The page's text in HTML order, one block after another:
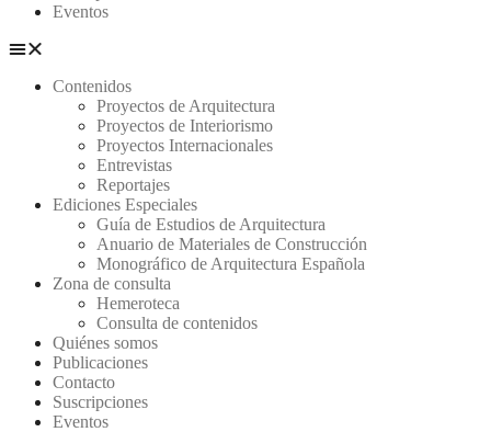
Eventos
Contenidos
Proyectos de Arquitectura
Proyectos de Interiorismo
Proyectos Internacionales
Entrevistas
Reportajes
Ediciones Especiales
Guía de Estudios de Arquitectura
Anuario de Materiales de Construcción
Monográfico de Arquitectura Española
Zona de consulta
Hemeroteca
Consulta de contenidos
Quiénes somos
Publicaciones
Contacto
Suscripciones
Eventos